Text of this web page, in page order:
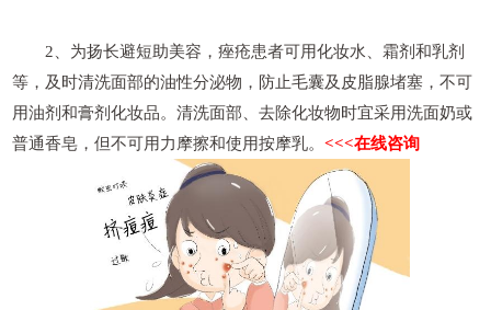
2、为扬长避短助美容，痤疮患者可用化妆水、霜剂和乳剂
等，及时清洗面部的油性分泌物，防止毛囊及皮脂腺堵塞，不可
用油剂和膏剂化妆品。清洗面部、去除化妆物时宜采用洗面奶或
普通香皂，但不可用力摩擦和使用按摩乳。<<<在线咨询